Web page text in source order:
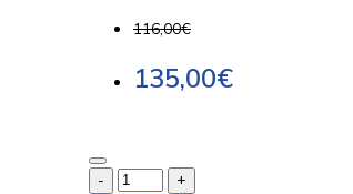
116,00€
135,00€
-
+